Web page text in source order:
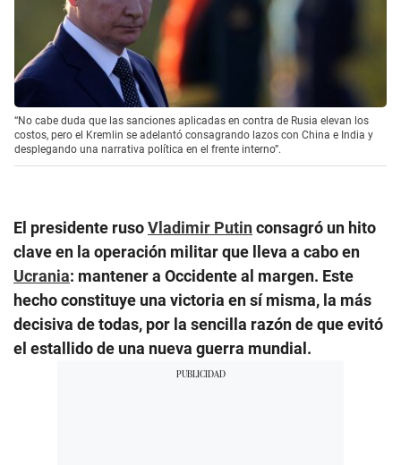
“No cabe duda que las sanciones aplicadas en contra de Rusia elevan los
costos, pero el Kremlin se adelantó consagrando lazos con China e India y
desplegando una narrativa política en el frente interno”.
El presidente rusoVladimir Putinconsagró un hito
clave en la operación militar que lleva a cabo en
Ucrania: mantener a Occidente al margen. Este
hecho constituye una victoria en sí misma, la más
decisiva de todas, por la sencilla razón de que evitó
el estallido de una nueva guerra mundial.